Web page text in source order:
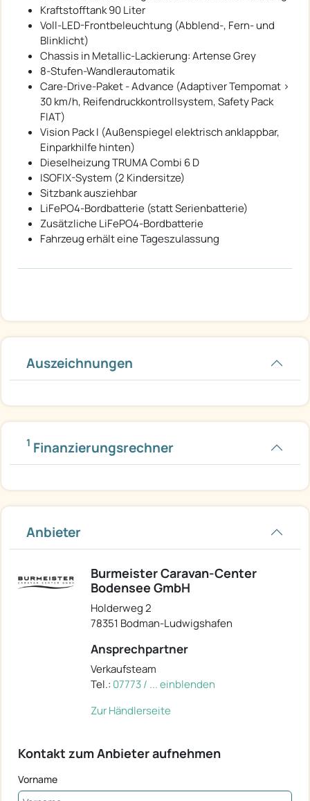
Kraftstofftank 90 Liter
Voll-LED-Frontbeleuchtung (Abblend-, Fern- und
Blinklicht)
Chassis in Metallic-Lackierung: Artense Grey
8-Stufen-Wandlerautomatik
Care-Drive-Paket - Advance (Adaptiver Tempomat >
30 km/h, Reifendruckkontrollsystem, Safety Pack
FIAT)
Vision Pack I (Außenspiegel elektrisch anklappbar,
Einparkhilfe hinten)
Dieselheizung TRUMA Combi 6 D
ISOFIX-System (2 Kindersitze)
Sitzbank ausziehbar
LiFePO4-Bordbatterie (statt Serienbatterie)
Zusätzliche LiFePO4-Bordbatterie
Fahrzeug erhält eine Tageszulassung
Auszeichnungen
1 Finanzierungsrechner
Anbieter
Burmeister Caravan-Center
Bodensee GmbH
Holderweg 2
78351 Bodman-Ludwigshafen
Ansprechpartner
Verkaufsteam
Tel.: 07773 / ... einblenden
Zur Händlerseite
Kontakt zum Anbieter aufnehmen
Vorname